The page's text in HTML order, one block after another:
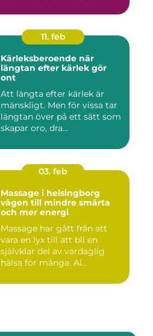
11. feb
Kärleksberoende när
längtan efter kärlek gör
ont
Att längta efter kärlek är
mänskligt. Men för vissa tar
längtan över på ett sätt som
skapar oro, dra...
03. feb
Massage i helsingborg
vägen till mindre smärta
och mer energi
Massage har gått från att
vara en lyx till att bli en
självklar del av vardaglig
hälsa för många. Al...